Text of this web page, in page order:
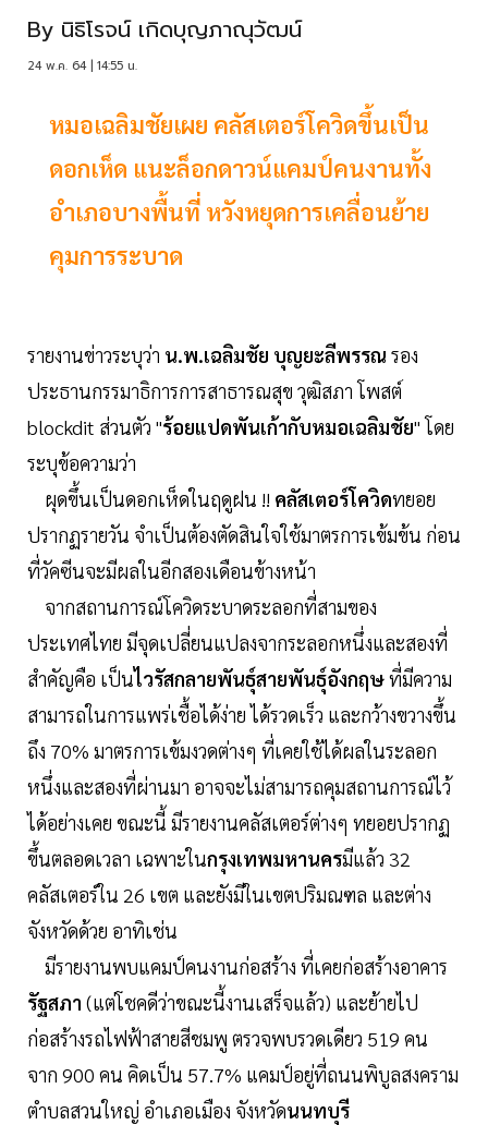
By นิธิโรจน์ เกิดบุญภาณุวัฒน์
24 พ.ค. 64 | 14:55 น.
หมอเฉลิมชัยเผย คลัสเตอร์โควิดขึ้นเป็น
ดอกเห็ด แนะล็อกดาวน์แคมป์คนงานทั้ง
อำเภอบางพื้นที่ หวังหยุดการเคลื่อนย้าย
คุมการระบาด
รายงานข่าวระบุว่า น.พ.เฉลิมชัย บุญยะลีพรรณ รอง
ประธานกรรมาธิการการสาธารณสุข วุฒิสภา โพสต์
blockdit ส่วนตัว "ร้อยแปดพันเก้ากับหมอเฉลิมชัย" โดย
ระบุข้อความว่า
ผุดขึ้นเป็นดอกเห็ดในฤดูฝน !! คลัสเตอร์โควิดทยอย
ปรากฏรายวัน จำเป็นต้องตัดสินใจใช้มาตรการเข้มข้น ก่อน
ที่วัคซีนจะมีผลในอีกสองเดือนข้างหน้า
จากสถานการณ์โควิดระบาดระลอกที่สามของ
ประเทศไทย มีจุดเปลี่ยนแปลงจากระลอกหนึ่งและสองที่
สำคัญคือ เป็นไวรัสกลายพันธุ์สายพันธุ์อังกฤษที่มีความ
สามารถในการแพร่เชื้อได้ง่าย ได้รวดเร็ว และกว้างขวางขึ้น
ถึง 70% มาตรการเข้มงวดต่างๆ ที่เคยใช้ได้ผลในระลอก
หนึ่งและสองที่ผ่านมา อาจจะไม่สามารถคุมสถานการณ์ไว้
ได้อย่างเคย ขณะนี้ มีรายงานคลัสเตอร์ต่างๆ ทยอยปรากฏ
ขึ้นตลอดเวลา เฉพาะในกรุงเทพมหานครมีแล้ว 32
คลัสเตอร์ใน 26 เขต และยังมีในเขตปริมณฑล และต่าง
จังหวัดด้วย อาทิเช่น
มีรายงานพบแคมป์คนงานก่อสร้าง ที่เคยก่อสร้างอาคาร
รัฐสภา (แต่โชคดีว่าขณะนี้งานเสร็จแล้ว) และย้ายไป
ก่อสร้างรถไฟฟ้าสายสีชมพู ตรวจพบรวดเดียว 519 คน
จาก 900 คน คิดเป็น 57.7% แคมป์อยู่ที่ถนนพิบูลสงคราม
ตำบลสวนใหญ่ อำเภอเมือง จังหวัดนนทบุรี